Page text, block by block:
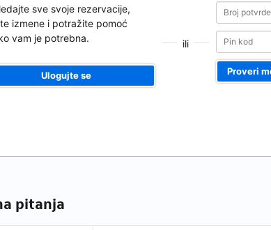
sve svoje rezervacije,
izmene i potražite pomoć
vam je potrebna.
Ulogujte se
ili
Broj
potvrde
Broj
potvrde
Proveri
pitanja